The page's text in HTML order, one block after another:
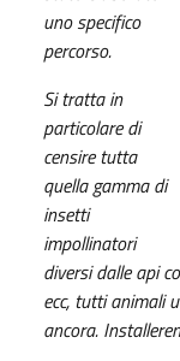
uno specifico
percorso.
Si tratta in
particolare di
censire tutta
quella gamma di
insetti
impollinatori
diversi dalle api
ecc, tutti animali
ancora.